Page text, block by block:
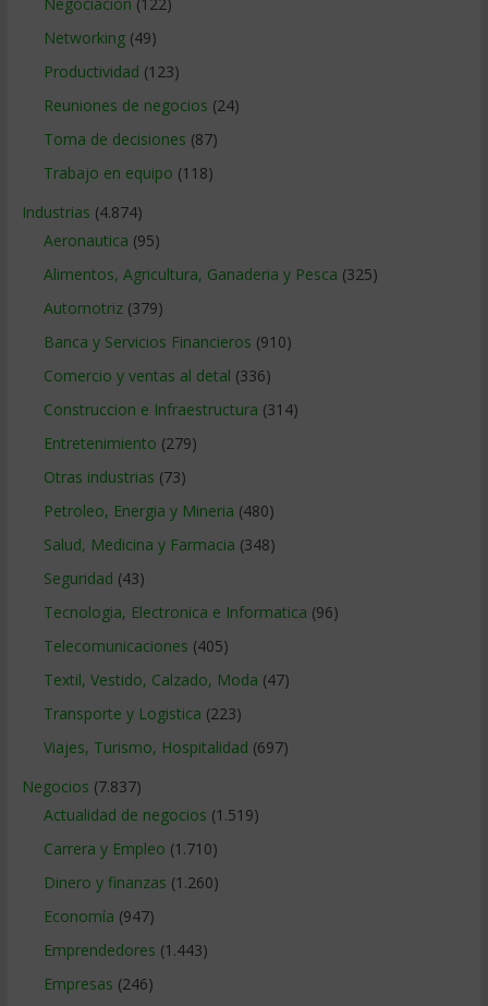
Networking(49)
Productividad (123)
Reuniones de negocios (24)
Toma de decisiones (87)
Trabajo en equipo (118)
Industrias (4.874)
Aeronautica (95)
Alimentos, Agricultura, Ganaderia y Pesca (325)
Automotriz(379)
Banca y Servicios Financieros (910)
Comercio y ventas al detal (336)
Construccion e Infraestructura (314)
Entretenimiento (279)
Otras industrias (73)
Petroleo, Energia y Mineria (480)
Salud, Medicina y Farmacia (348)
Seguridad (43)
Tecnologia, Electronica e Informatica (96)
Telecomunicaciones (405)
Textil, Vestido, Calzado, Moda (47)
Transporte y Logistica (223)
Viajes, Turismo, Hospitalidad (697)
Negocios (7.837)
Actualidad de negocios (1.519)
Carrera y Empleo (1.710)
Dinero y finanzas (1.260)
Economía (947)
Emprendedores (1.443)
Empresas (246)